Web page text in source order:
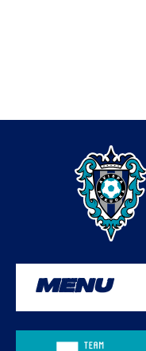
MENU